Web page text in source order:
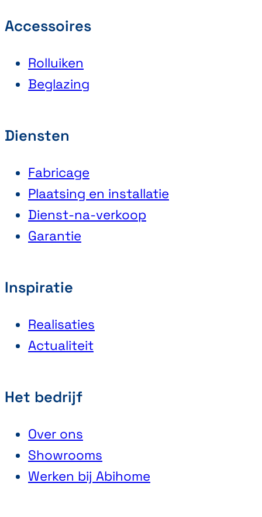
Accessoires
Rolluiken
Beglazing
Diensten
Fabricage
Plaatsing en installatie
Dienst-na-verkoop
Garantie
Inspiratie
Realisaties
Actualiteit
Het bedrijf
Over ons
Showrooms
Werken bij Abihome